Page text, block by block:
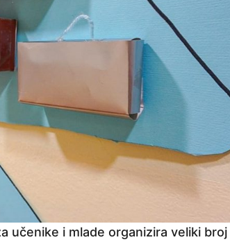
učenike i mlade organizira veliki broj